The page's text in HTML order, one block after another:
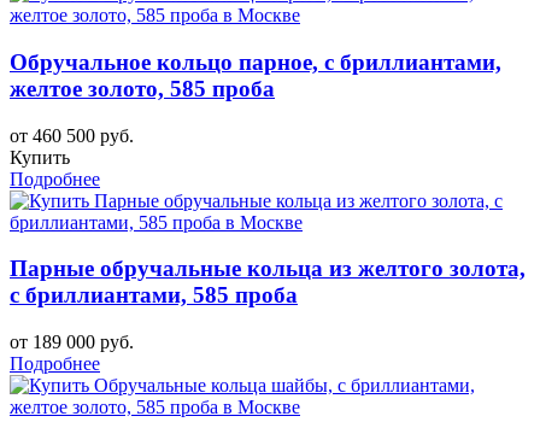
Обручальное кольцо парное, с бриллиантами,
желтое золото, 585 проба
от 460 500 руб.
Купить
Подробнее
Парные обручальные кольца из желтого золота,
с бриллиантами, 585 проба
от 189 000 руб.
Подробнее